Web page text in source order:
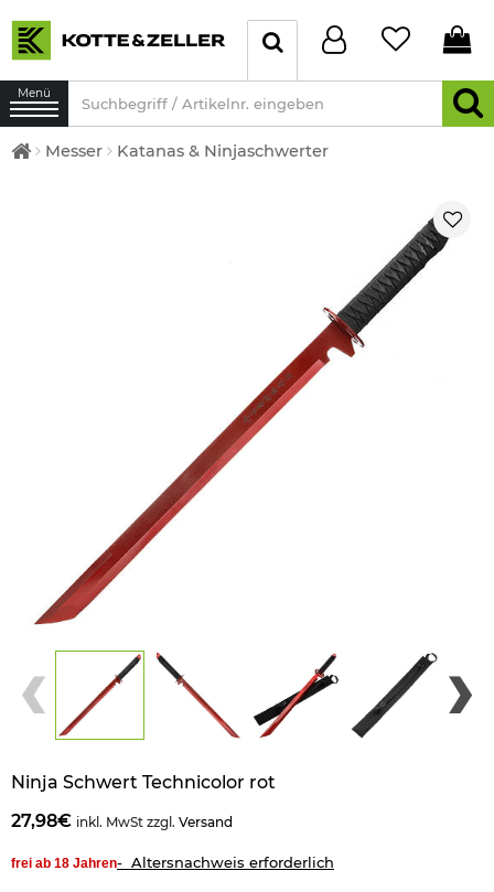
Menü
Messer Katanas & Ninjaschwerter
Ninja Schwert Technicolor rot
27,98€ inkl. MwSt zzgl. Versand
frei ab 18 Jahren- Altersnachweis erforderlich